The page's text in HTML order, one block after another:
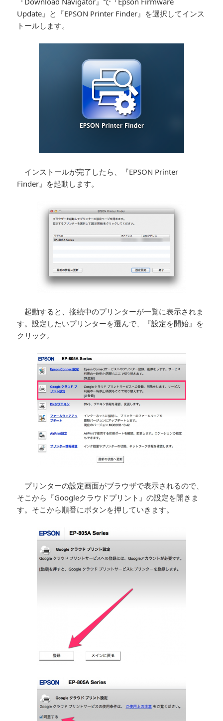
Update』と『EPSON Printer Finder』を選択してインス
トールします。
インストールが完了したら、『EPSON Printer
Finder』を起動します。
起動すると、接続中のプリンターが一覧に表示されま
す。設定したいプリンターを選んで、『設定を開始』を
クリック。
プリンターの設定画面がブラウザで表示されるので、
そこから『Googleクラウドプリント』の設定を開きま
す。そこから順番にボタンを押していきます。